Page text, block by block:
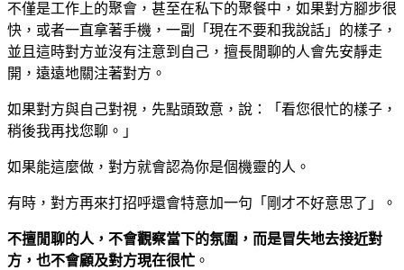
不僅是工作上的聚會，甚至在私下的聚餐中，如果對方腳步很
快，或者一直拿著手機，一副「現在不要和我說話」的樣子，
並且這時對方並沒有注意到自己，擅長閒聊的人會先安靜走
開，遠遠地關注著對方。
如果對方與自己對視，先點頭致意，說：「看您很忙的樣子，
稍後我再找您聊。」
如果能這麼做，對方就會認為你是個機靈的人。
有時，對方再來打招呼還會特意加一句「剛才不好意思了」。
不擅閒聊的人，不會觀察當下的氛圍，而是冒失地去接近對
方，也不會顧及對方現在很忙 。